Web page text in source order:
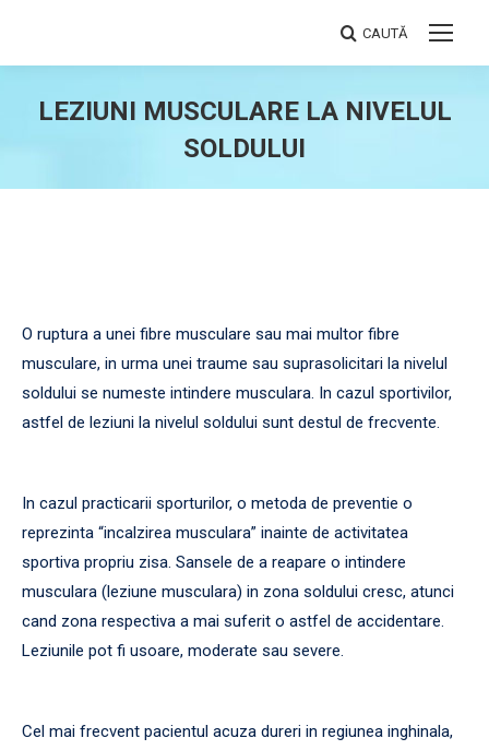
Search:
CAUTĂ
LEZIUNI MUSCULARE LA NIVELUL
SOLDULUI
O ruptura a unei fibre musculare sau mai multor fibre
musculare, in urma unei traume sau suprasolicitari la nivelul
soldului se numeste intindere musculara. In cazul sportivilor,
astfel de leziuni la nivelul soldului sunt destul de frecvente.
In cazul practicarii sporturilor, o metoda de preventie o
reprezinta “incalzirea musculara” inainte de activitatea
sportiva propriu zisa. Sansele de a reapare o intindere
musculara (leziune musculara) in zona soldului cresc, atunci
cand zona respectiva a mai suferit o astfel de accidentare.
Leziunile pot fi usoare, moderate sau severe.
Cel mai frecvent pacientul acuza dureri in regiunea inghinala,